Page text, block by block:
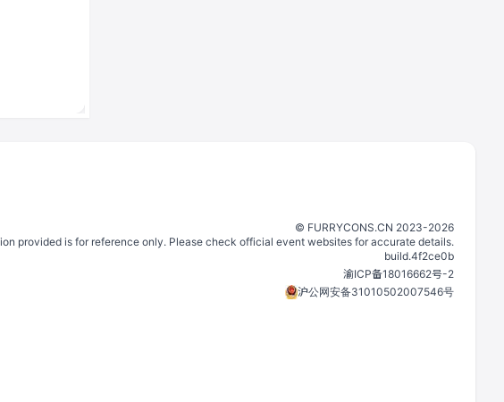
©️ FURRYCONS.CN 2023-2026
provided is for reference only. Please check official event websites for accurate details.
build.4f2ce0b
渝ICP备18016662号-2
沪公网安备31010502007546号